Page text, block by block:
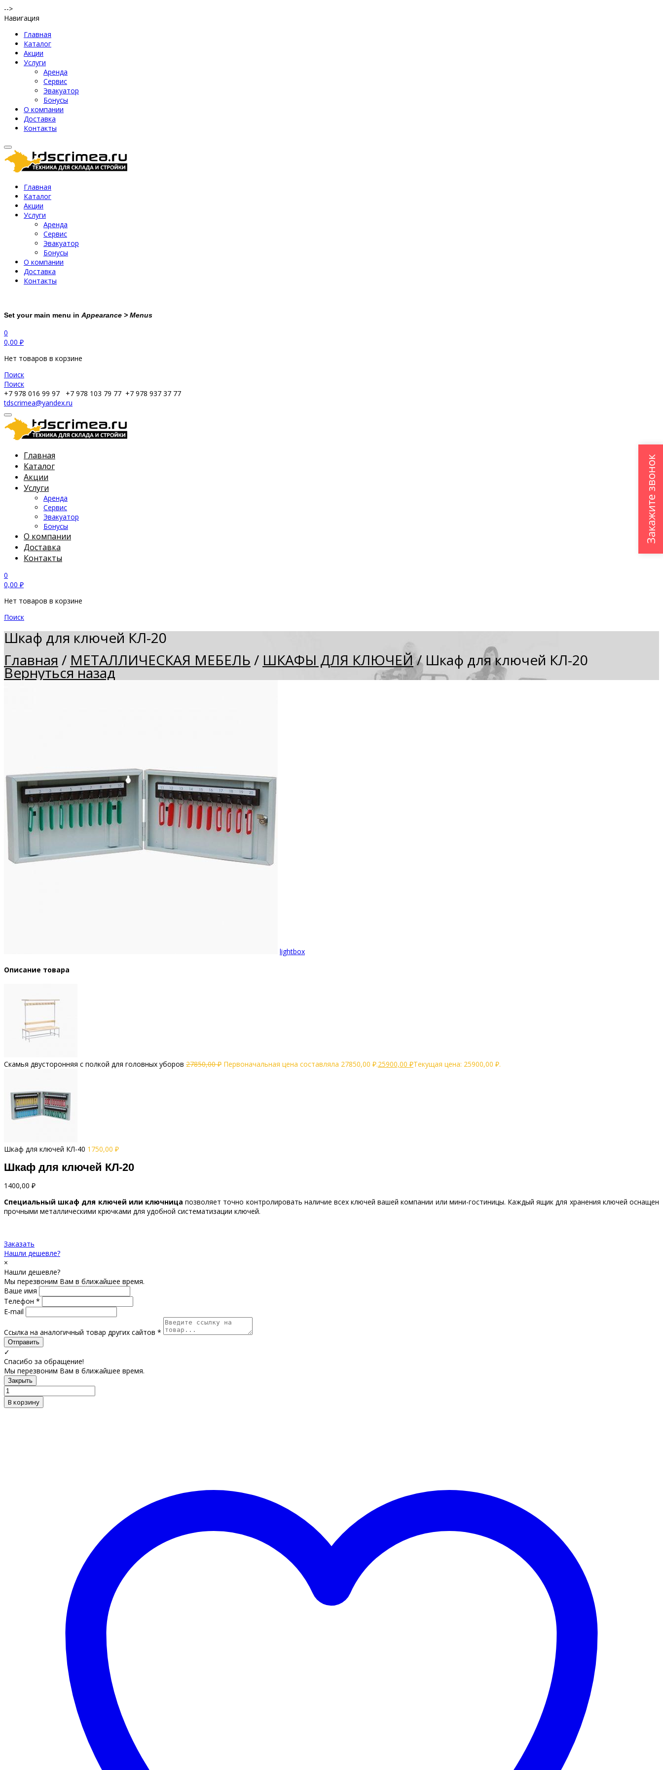
-->
Навигация
Главная
Каталог
Акции
Услуги
Аренда
Сервис
Эвакуатор
Бонусы
О компании
Доставка
Контакты
Главная
Каталог
Акции
Услуги
Аренда
Сервис
Эвакуатор
Бонусы
О компании
Доставка
Контакты
Set your main menu in Appearance > Menus
0
0,00 ₽
Нет товаров в корзине
Поиск
Поиск
+7 978 016 99 97
+7 978 103 79 77 +7 978 937 37 77
tdscrimea@yandex.ru
Главная
Каталог
Акции
Услуги
Аренда
Сервис
Эвакуатор
Бонусы
О компании
Доставка
Контакты
0
0,00 ₽
Нет товаров в корзине
Поиск
Шкаф для ключей КЛ-20
Главная / МЕТАЛЛИЧЕСКАЯ МЕБЕЛЬ / ШКАФЫ ДЛЯ КЛЮЧЕЙ/Шкаф для ключей КЛ-20
Вернуться назад
lightbox
Описание товара
Скамья двусторонняя с полкой для головных уборов 27850,00₽ Первоначальная цена составляла 27850,00 ₽.25900,00 ₽Текущая цена: 25900,00 ₽.
Шкаф для ключей КЛ-40 1750,00 ₽
Шкаф для ключей КЛ-20
1400,00 ₽
Специальный шкаф для ключей или ключница позволяет точно контролировать наличие всех ключей вашей компании или мини-гостиницы. Каждый ящик для хранения ключей оснащен
прочными металлическими крючками для удобной систематизации ключей.
Заказать
Нашли дешевле?
×
Нашли дешевле?
Мы перезвоним Вам в ближайшее время.
Ваше имя
Телефон *
E-mail
Ссылка на аналогичный товар других сайтов *
Отправить
✓
Спасибо за обращение!
Мы перезвоним Вам в ближайшее время.
Закрыть
В корзину
Закажите звонок